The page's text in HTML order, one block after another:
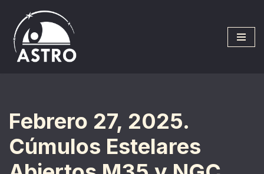
Saltar
al
contenido
Febrero 27, 2025.
Cúmulos Estelares